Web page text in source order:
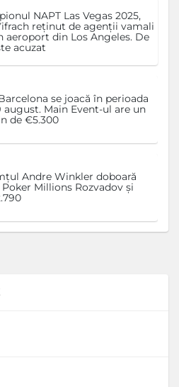
NAPT Las Vegas 2025,
reținut de agenții vamali
aeroport din Los Angeles. De
acuzat
se joacă în perioada
august. Main Event-ul are un
de €5.300
Andre Winkler doboară
Poker Millions Rozvadov și